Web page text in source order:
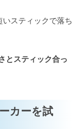
スティックで落ち
とスティック合っ
カーを試